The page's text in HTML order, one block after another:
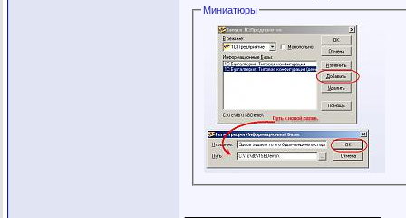
Миниатюры